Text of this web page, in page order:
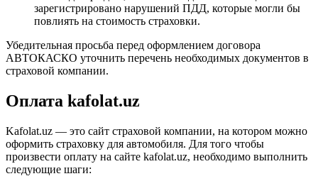
зарегистрировано нарушений ПДД, которые могли бы
повлиять на стоимость страховки.
Убедительная просьба перед оформлением договора
АВТОКАСКО уточнить перечень необходимых документов в
страховой компании.
Оплата kafolat.uz
Kafolat.uz — это сайт страховой компании, на котором можно
оформить страховку для автомобиля. Для того чтобы
произвести оплату на сайте kafolat.uz, необходимо выполнить
следующие шаги: